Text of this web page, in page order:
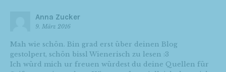
Anna Zucker
9. März 2016
Mah wie schön. Bin grad erst über deinen Blog
gestolpert, schön bissl Wienerisch zu lesen :3
Ich würd mich ur freuen würdest du deine Quellen für